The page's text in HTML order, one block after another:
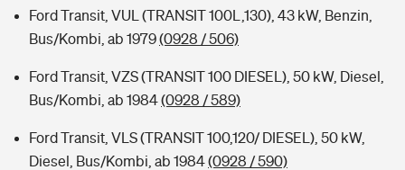
Ford Transit, VUL (TRANSIT 100L,130), 43 kW, Benzin,
Bus/Kombi, ab 1979(0928 / 506)
Ford Transit, VZS (TRANSIT 100 DIESEL), 50 kW, Diesel,
Bus/Kombi, ab 1984(0928 / 589)
Ford Transit, VLS (TRANSIT 100,120/ DIESEL), 50 kW,
Diesel, Bus/Kombi, ab 1984(0928 / 590)